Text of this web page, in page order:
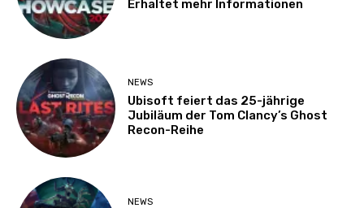
Erhaltet mehr Informationen
NEWS
Ubisoft feiert das 25-jährige
Jubiläum der Tom Clancy’s Ghost
Recon-Reihe
NEWS